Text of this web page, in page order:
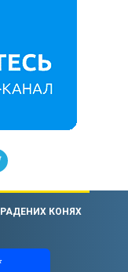
КОНЯХ